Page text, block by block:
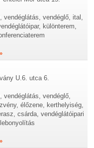
vendéglő, ital,
különterem,
U.6. utca 6.
vendéglátás, vendéglő,
élőzene, kerthelyiség,
csárda, vendéglátóipari